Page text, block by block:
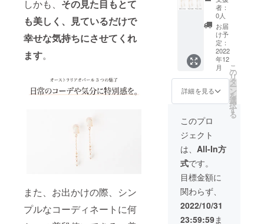
しかも、 その見た目もとて
も美しく、見ているだけで
幸せな気持ちにさせてくれ
ます。
また、お出かけの際、シン
プルなコーディネートに何
す。ご
了承く
ださ
い。"
了承下
さい。
※天然石
を使用
してい
るた
め、サ
ンプル
色合い
や模様
が異な
る場合
がござ
いま
す。ご
了承く
ださ
い。"
上の都
合等に
より出
荷時期
が遅れ
る場合
がござ
いま
写真と
実際の
は、
ディス
プレイ
によっ
いに違
いが生
じる場
合がご
ざいま
す。ご
さ：
40cm ※
こちら
の価格
には消
費税・
送料が
含まれ
ます。
※ご注文
材の供
況、製
造工程
上の都
合等に
より出
荷時期
が遅れ
る場合
ド） ※
オプ
ション
からお
選びく
ださ
い。 石
のサイ
ズ
（約）
×横
3.9mm
全長：
約
24.5m
m ※こち
らの価
格には
消費
税・送
料が含
まれま
ル
ティア
ドロッ
プピア
ス2 p3
[詳 細]
素
材：
K10YG(
イエ
ロー
ゴール
ド) or
K10WG
(ホワイ
トゴー
ルド) or
K10PG
（ピン
クゴー
ル
ド） ※
オプ
ション
者：
0人
お届
け予
定：
2022
年12
月
詳細を見る
こ
の
リ
タ
ー
ン
を
選
択
す
る
このプロ
ジェクト
は、 All-In方
式です。
目標金額に
関わらず、
2022/10/31
23:59:59ま